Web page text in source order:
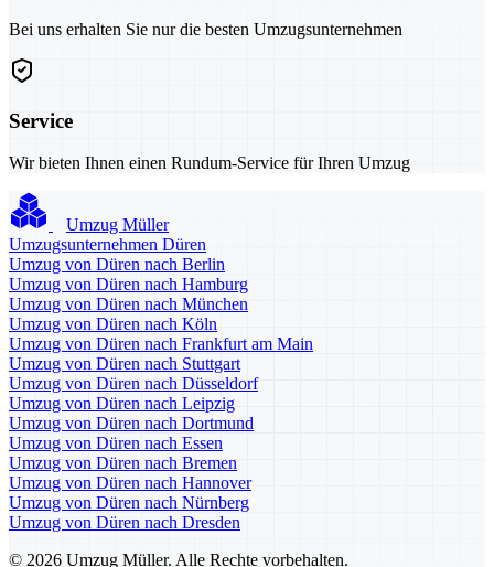
Bei uns erhalten Sie nur die besten Umzugsunternehmen
Service
Wir bieten Ihnen einen Rundum-Service für Ihren Umzug
Umzug Müller
Umzugsunternehmen Düren
Umzug von Düren nach Berlin
Umzug von Düren nach Hamburg
Umzug von Düren nach München
Umzug von Düren nach Köln
Umzug von Düren nach Frankfurt am Main
Umzug von Düren nach Stuttgart
Umzug von Düren nach Düsseldorf
Umzug von Düren nach Leipzig
Umzug von Düren nach Dortmund
Umzug von Düren nach Essen
Umzug von Düren nach Bremen
Umzug von Düren nach Hannover
Umzug von Düren nach Nürnberg
Umzug von Düren nach Dresden
© 2026 Umzug Müller. Alle Rechte vorbehalten.